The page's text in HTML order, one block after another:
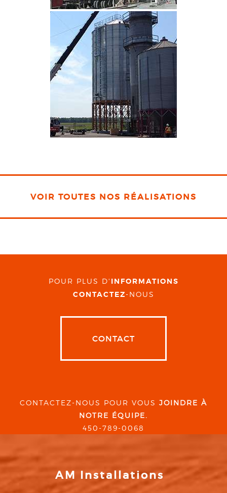
CLIQUEZ POUR AGRANDIR
VOIR TOUTES NOS RÉALISATIONS
POUR PLUS D' INFORMATIONS
CONTACTEZ-NOUS
CONTACT
CONTACTEZ-NOUS POUR VOUS JOINDRE À
NOTRE ÉQUIPE.
450-789-0068
AM Installations